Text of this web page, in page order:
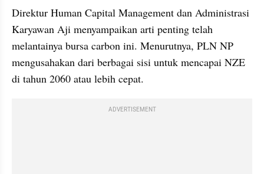
Direktur Human Capital Management dan Administrasi
Karyawan Aji menyampaikan arti penting telah
melantainya bursa carbon ini. Menurutnya, PLN NP
mengusahakan dari berbagai sisi untuk mencapai NZE
di tahun 2060 atau lebih cepat.
ADVERTISEMENT